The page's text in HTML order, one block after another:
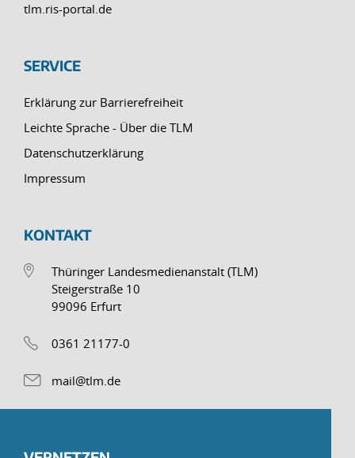
tlm.ris-portal.de
SERVICE
Erklärung zur Barrierefreiheit
Leichte Sprache - Über die TLM
Datenschutzerklärung
Impressum
KONTAKT
Thüringer Landesmedienanstalt (TLM)
Steigerstraße 10
99096 Erfurt
0361 21177-0
mail@tlm.de